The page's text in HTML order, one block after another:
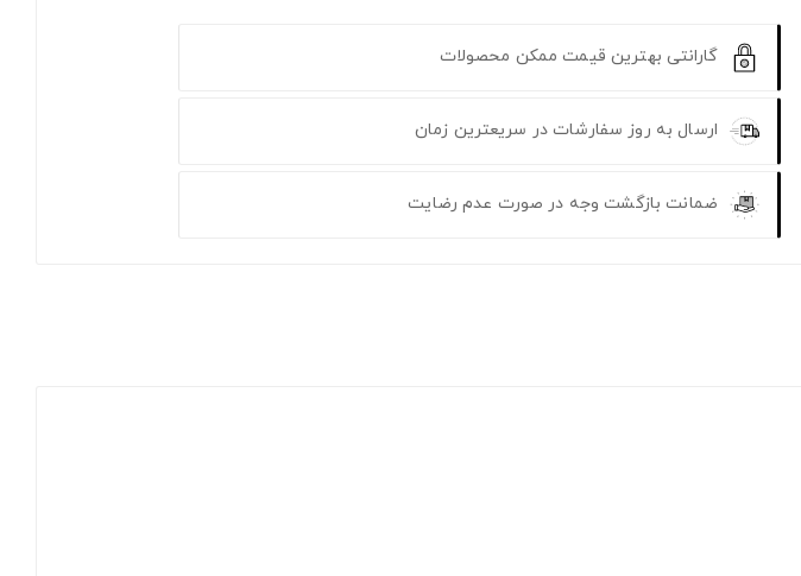
گارانتی بهترین قیمت ممکن محصولات
ارسال به روز سفارشات در سریعترین زمان
ضمانت بازگشت وجه در صورت عدم رضایت